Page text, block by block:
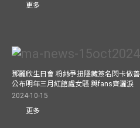
更多
鄧麗欣生日會 粉絲爭扭隱藏簽名閃卡做
公布明年三月紅館處女騷 與fans齊灑淚
2024-10-15
更多